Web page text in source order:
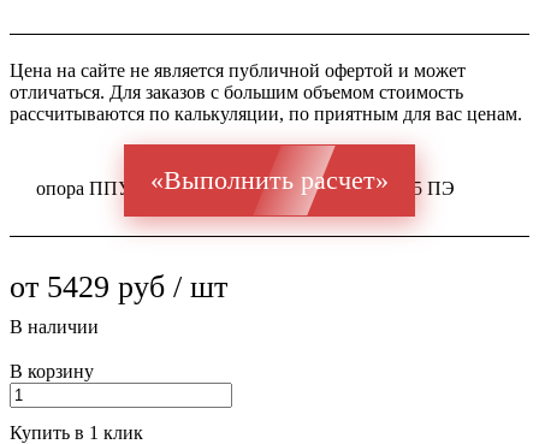
опора ППУ ГОСТ оц 10704 Ст 1-3 57x2,5 / 125 ПЭ
Цена на сайте не является публичной офертой и может
отличаться. Для заказов с большим объемом стоимость
рассчитываются по калькуляции, по приятным для вас ценам.
«Выполнить расчет»
от 5429 руб / шт
В наличии
В корзину
Купить в 1 клик